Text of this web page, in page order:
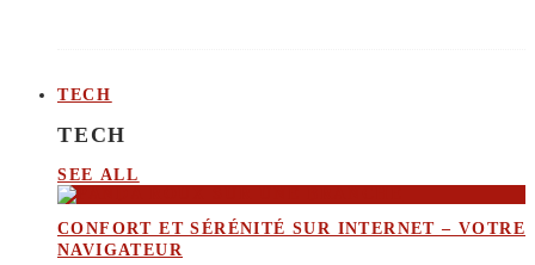
TECH
TECH
SEE ALL
CONFORT ET SÉRÉNITÉ SUR INTERNET – VOTRE
NAVIGATEUR